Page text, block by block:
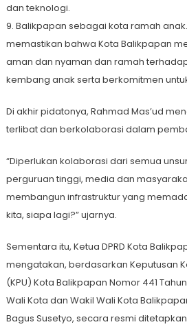
dan teknologi.
9. Balikpapan sebagai kota ramah
memastikan bahwa Kota Balikpapan
aman dan nyaman dan ramah
kembang anak serta berkomitmen
Di akhir pidatonya, Rahmad Mas’ud
terlibat dan berkolaborasi dalam
“Diperlukan kolaborasi dari semua
perguruan tinggi, media dan
membangun infrastruktur yang
kita, siapa lagi?” ujarnya.
Sementara itu, Ketua DPRD Kota
mengatakan, berdasarkan Keputusan
(KPU) Kota Balikpapan Nomor 441
Wali Kota dan Wakil Wali Kota
Bagus Susetyo, secara resmi